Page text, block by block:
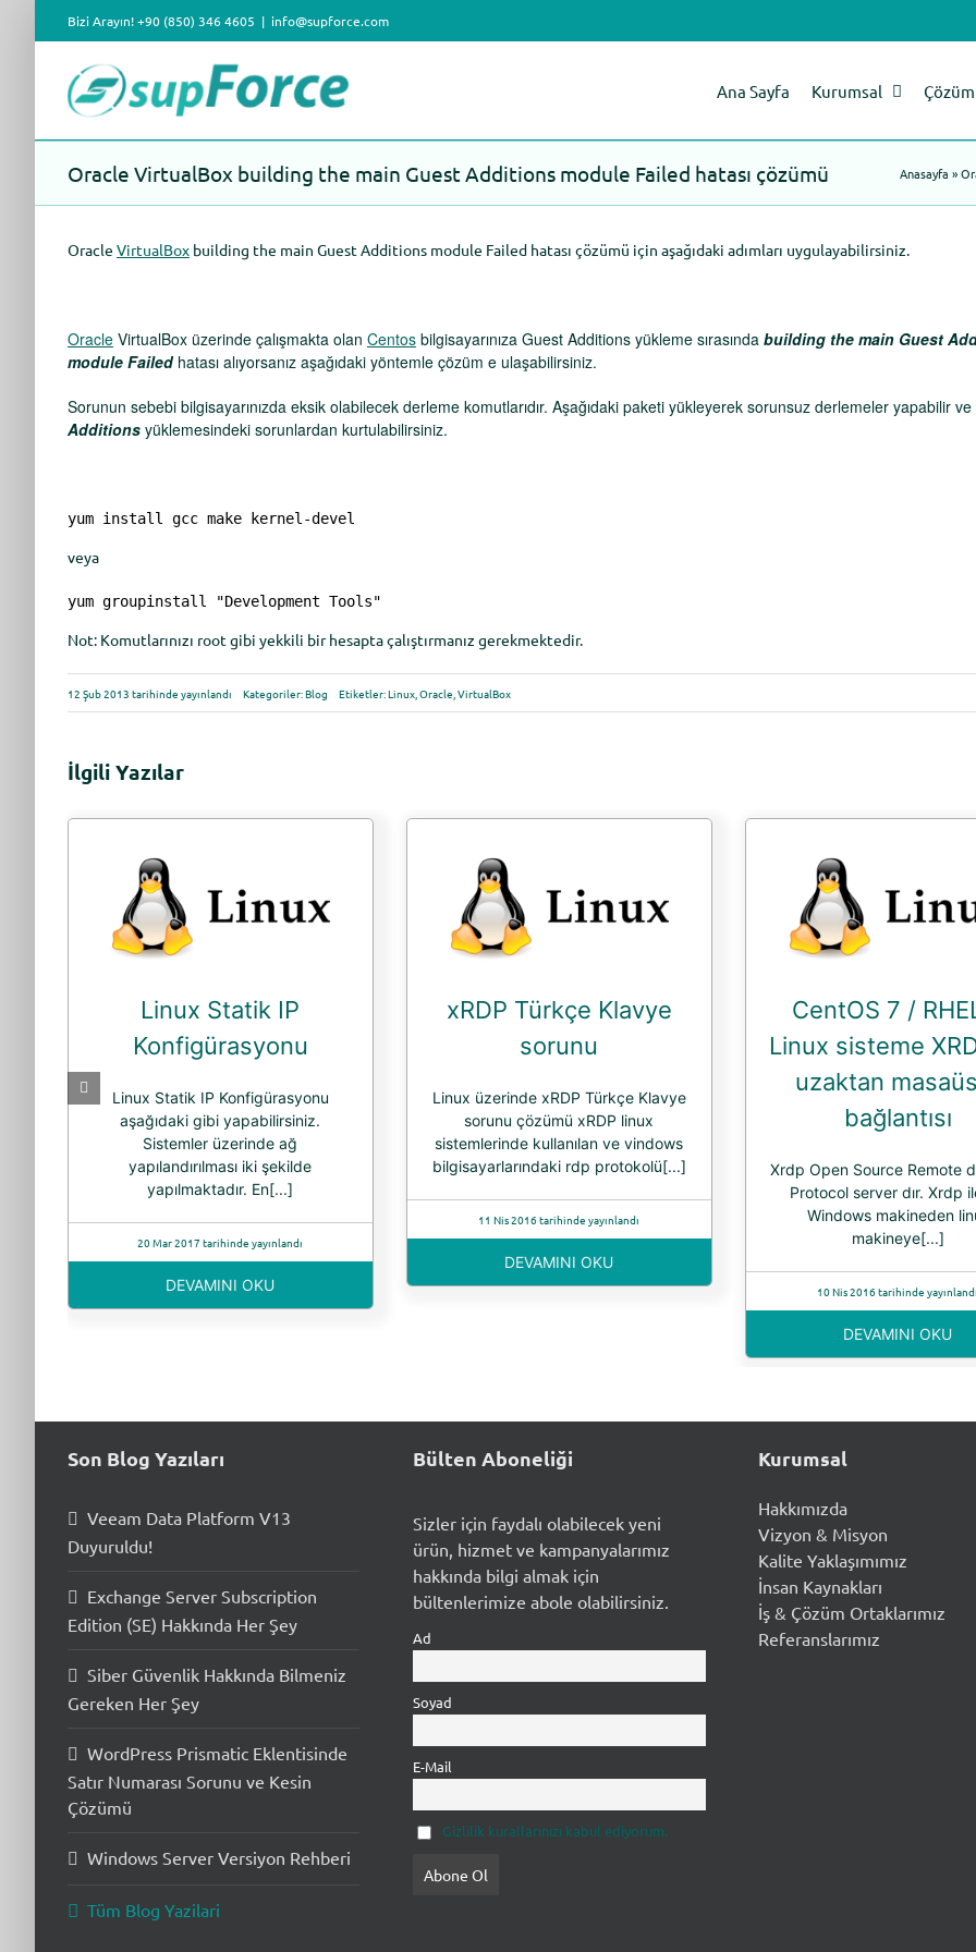
Bizi Arayın! +90 (850) 346 4605 | info@supforce.com
Ana Sayfa Kurumsal
Oracle VirtualBox building the main Guest Additions module Failed hatası çözümü Anasayfa »
Oracle VirtualBoxbuilding the main Guest Additions module Failed hatası çözümü için aşağıdaki adımları uygulayabilirsiniz.
OracleVirtualBox üzerinde çalışmakta olan Centosbilgisayarınıza Guest Additions yükleme sırasında building the main Guest
module Failedhatası alıyorsanız aşağıdaki yöntemle çözüm e ulaşabilirsiniz.
Sorunun sebebi bilgisayarınızda eksik olabilecek derleme komutlarıdır. Aşağıdaki paketi yükleyerek sorunsuz derlemeler yapabilir ve
Additionsyüklemesindeki sorunlardan kurtulabilirsiniz.
yum install gcc make kernel-devel
veya
yum groupinstall "Development Tools"
Not: Komutlarınızı root gibi yekkili bir hesapta çalıştırmanız gerekmektedir.
12 Şub 2013 tarihinde yayınlandı Kategoriler:Blog Etiketler:Linux, Oracle VirtualBox
İlgili Yazılar
Linux Statik IP
Konfigürasyonu
Linux Statik IP Konfigürasyonu
aşağıdaki gibi yapabilirsiniz.
Sistemler üzerinde ağ
yapılandırılması iki şekilde
yapılmaktadır. En[...]
20 Mar 2017 tarihinde yayınlandı
DEVAMINI OKU
xRDP Türkçe Klavye
sorunu
Linux üzerinde xRDP Türkçe Klavye
sorunu çözümü xRDP linux
sistemlerinde kullanılan ve vindows
bilgisayarlarındaki rdp protokolü[...]
11 Nis 2016 tarihinde yayınlandı
DEVAMINI OKU
CentOS 7 /
Linux sisteme
uzaktan
bağlantısı
Xrdp Open Source Remote
Protocol server dır. Xrdp
Windows makineden
makineye[...]
10 Nis 2016 tarihinde yayınlandı
DEVAMINI OKU
Son Blog Yazıları
Veeam Data Platform V13
Duyuruldu!
Exchange Server Subscription
Edition (SE) Hakkında Her Şey
Siber Güvenlik Hakkında Bilmeniz
Gereken Her Şey
WordPress Prismatic Eklentisinde
Satır Numarası Sorunu ve Kesin
Çözümü
Windows Server Versiyon Rehberi
Tüm Blog Yazilari
Bülten Aboneliği
Sizler için faydalı olabilecek yeni
ürün, hizmet ve kampanyalarımız
hakkında bilgi almak için
bültenlerimize abole olabilirsiniz.
Ad
Soyad
E-Mail
Gizlilik kurallarınızı kabul ediyorum.
Kurumsal
Hakkımızda
Vizyon & Misyon
Kalite Yaklaşımımız
İnsan Kaynakları
İş & Çözüm Ortaklarımız
Referanslarımız